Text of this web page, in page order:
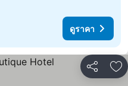
ดูราคา
แชร์ เ